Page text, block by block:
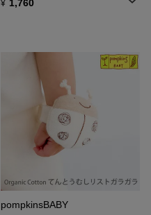
¥ 1,760
pompkinsBABY